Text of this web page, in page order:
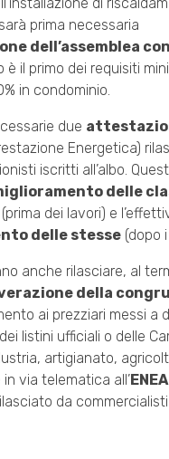
di
prima necessaria
dell’assemblea
è il primo dei requisiti
in condominio.
due
Energetica)
iscritti all’albo.
delle
(prima dei lavori) e
delle stesse (dopo
anche rilasciare, al
della
ai prezziari messi a
listini ufficiali o delle
artigianato,
via telematica all’ENEA
da commercialisti